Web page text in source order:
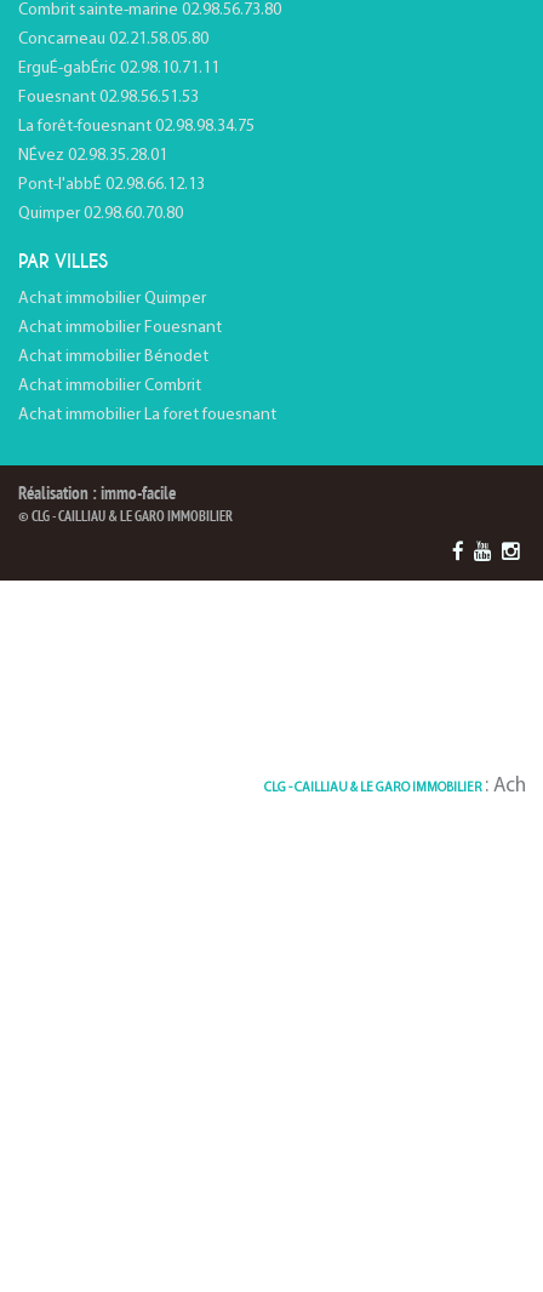
Combrit sainte-marine 02.98.56.73.80
Concarneau 02.21.58.05.80
ErguÉ-gabÉric 02.98.10.71.11
Fouesnant 02.98.56.51.53
La forêt-fouesnant 02.98.98.34.75
NÉvez 02.98.35.28.01
Pont-l'abbÉ 02.98.66.12.13
Quimper 02.98.60.70.80
PAR VILLES
Achat immobilier Quimper
Achat immobilier Fouesnant
Achat immobilier Bénodet
Achat immobilier Combrit
Achat immobilier La foret fouesnant
Réalisation : immo-facile
© CLG - CAILLIAU & LE GARO IMMOBILIER
CLG - CAILLIAU & LE GARO IMMOBILIER: Achat /